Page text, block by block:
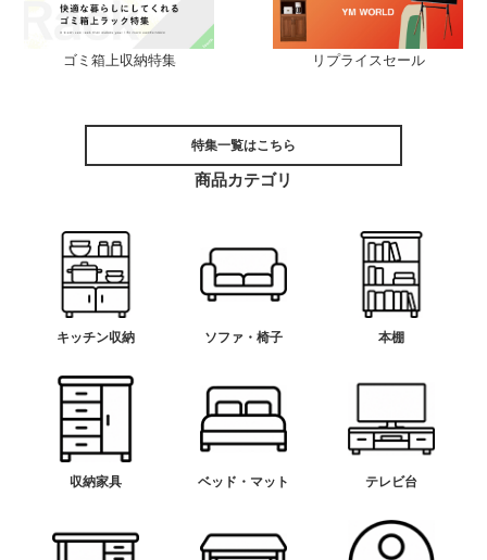
ゴミ箱上収納特集 リプライスセール
特集一覧はこちら
商品カテゴリ
キッチン収納 ソファ・椅子 本棚
収納家具 ベッド・マット テレビ台